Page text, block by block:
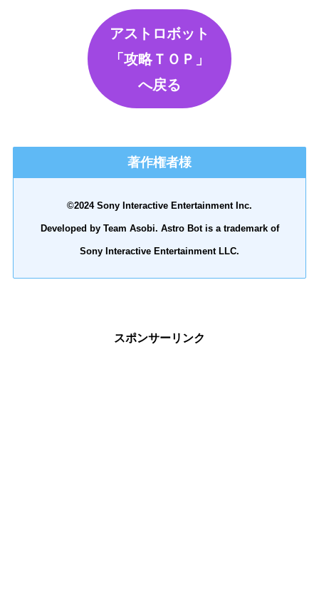
アストロボット
「攻略ＴＯＰ」
へ戻る
著作権者様
©2024 Sony Interactive Entertainment Inc.
Developed by Team Asobi. Astro Bot is a trademark of
Sony Interactive Entertainment LLC.
スポンサーリンク